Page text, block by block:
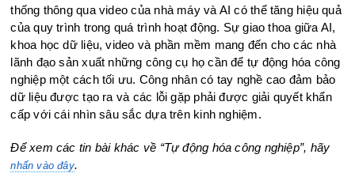
thống thông qua video của nhà máy và AI có thể tăng hiệu quả
của quy trình trong quá trình hoạt động. Sự giao thoa giữa AI,
khoa học dữ liệu, video và phần mềm mang đến cho các nhà
lãnh đạo sản xuất những công cụ họ cần để tự động hóa công
nghiệp một cách tối ưu. Công nhân có tay nghề cao đảm bảo
dữ liệu được tạo ra và các lỗi gặp phải được giải quyết khẩn
cấp với cái nhìn sâu sắc dựa trên kinh nghiệm.
Để xem các tin bài khác về “Tự động hóa công nghiệp”, hãy
nhấn vào đây.